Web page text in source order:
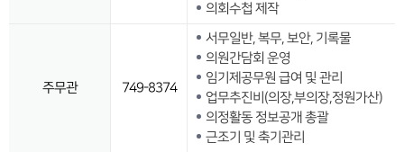
의회수첩 제작
주무관 749-8374
서무일반, 복무, 보안, 기록물
의원간담회 운영
임기제공무원 급여 및 관리
업무추진비(의장,부의장,정원가산)
의정활동 정보공개 총괄
근조기 및 축기관리